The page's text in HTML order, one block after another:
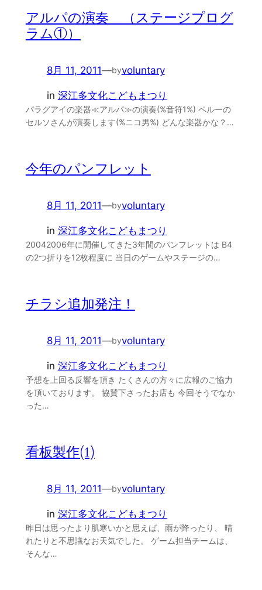
アルパの演奏 （ステージプログ
ラム①）
8月 11, 2011—byvoluntary
in 深江多文化こどもまつり
パラグアイの楽器≪アルパ≫の演奏(%音符1%) ペルーの
セルソさんが演奏します(%ニコ男%) どんな楽器かな？…
今年のパンフレット
8月 11, 2011—byvoluntary
in 深江多文化こどもまつり
20042006年に開催してきた3年間のパンフレットは B4
の2つ折りを12枚程度に 当日のゲームやステージの…
チラシ追加発注！
8月 11, 2011—byvoluntary
in 深江多文化こどもまつり
予想を上回る反響を頂き たくさんの方々に広報のご協力
を頂いております。 協賛下さったお店も 今回そうでなか
った…
看板製作(1)
8月 11, 2011—byvoluntary
in 深江多文化こどもまつり
昨日は思ったより肌寒いかと思えば、雨が降ったり、 晴
れたりと不思議なお天気でした。 ゲーム担当チームは、
そんな…